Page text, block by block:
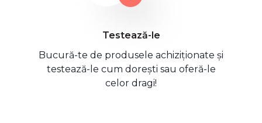
Testează-le
Bucură-te de produsele achiziționate și
testează-le cum dorești sau oferă-le
celor dragi!